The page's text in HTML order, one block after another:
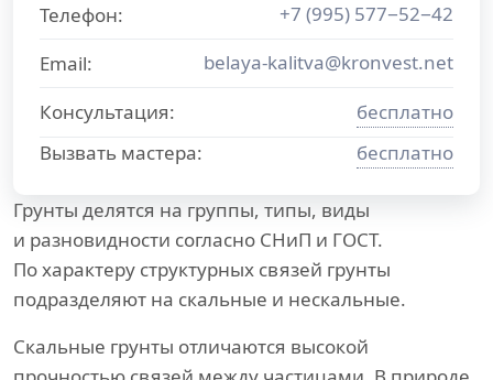
Телефон:
+7 (995) 577−52−42
Email:
belaya-kalitva@kronvest.net
Консультация:
бесплатно
Вызвать мастера:
бесплатно
Грунты делятся на группы, типы, виды
и разновидности согласно СНиП и ГОСТ.
По характеру структурных связей грунты
подразделяют на скальные и нескальные.
Скальные грунты отличаются высокой